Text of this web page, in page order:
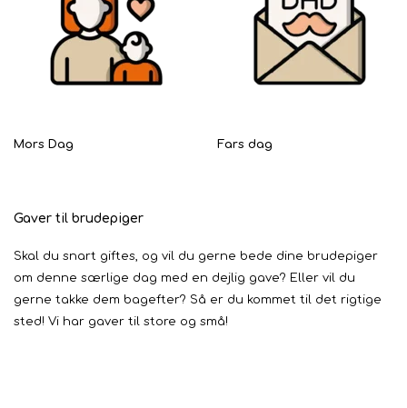
Mors Dag Fars dag
Gaver til brudepiger
Skal du snart giftes, og vil du gerne bede dine brudepiger
om denne særlige dag med en dejlig gave? Eller vil du
gerne takke dem bagefter? Så er du kommet til det rigtige
sted! Vi har gaver til store og små!